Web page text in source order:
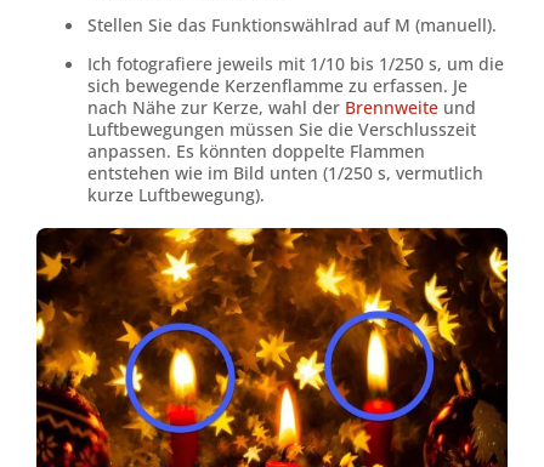
Stellen Sie das Funktionswählrad auf M (manuell).
Ich fotografiere jeweils mit 1/10 bis 1/250 s, um die
sich bewegende Kerzenflamme zu erfassen. Je
nach Nähe zur Kerze, wahl der Brennweite und
Luftbewegungen müssen Sie die Verschlusszeit
anpassen. Es könnten doppelte Flammen
entstehen wie im Bild unten (1/250 s, vermutlich
kurze Luftbewegung).